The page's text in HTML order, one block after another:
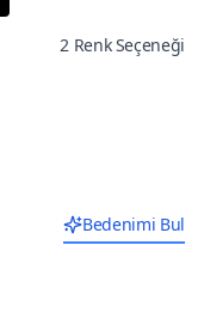
2 Renk Seçeneği
Bedenimi Bul